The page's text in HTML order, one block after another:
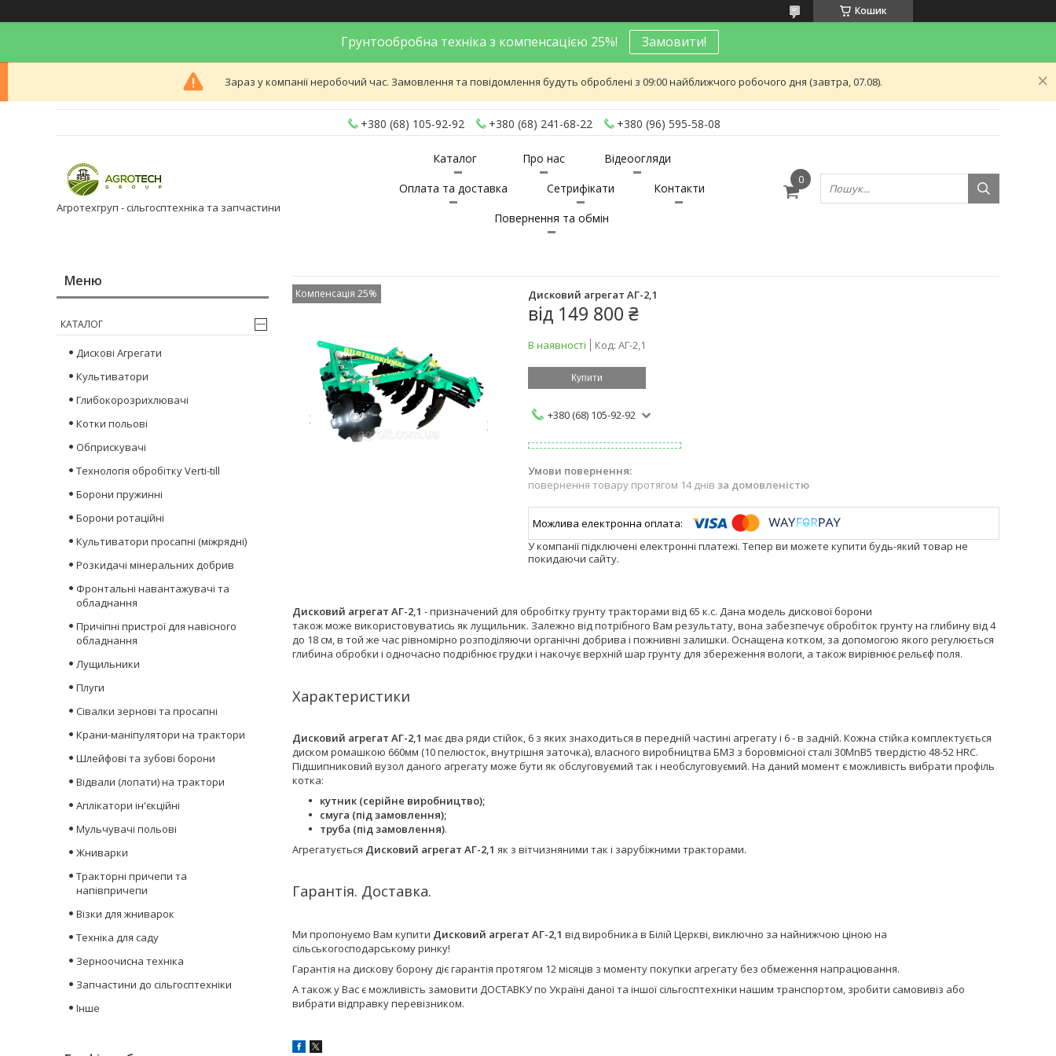
Кошик
Грунтообробна техніка з компенсацією 25%! Замовити!
Зараз у компанії неробочий час. Замовлення та повідомлення будуть оброблені з 09:00 найближчого робочого дня (завтра, 07.08).
+380 (68) 105-92-92 +380 (68) 241-68-22 +380 (96) 595-58-08
Агротехгруп - сільгосптехніка та запчастини
Каталог Про нас
Відеоогляди
Оплата та доставка
Сетрифікати
Контакти
Повернення та обмін
Компенсація 25% Дисковий агрегат АГ-2,1
від 149 800 ₴
В наявності Код: АГ-2,1
Купити
+380 (68) 105-92-92
повернення товару протягом 14 днів за домовленістю
У компанії підключені електронні платежі. Тепер ви можете купити будь-який товар не
покидаючи сайту.
Дисковий агрегат АГ-2,1 - призначений для обробітку грунту тракторами від 65 к.с. Дана модель дискової борони
також може використовуватись як лущильник. Залежно від потрібного Вам результату, вона забезпечує обробіток грунту на глибину від 4
до 18 см, в той же час рівномірно розподіляючи органічні добрива і пожнивні залишки. Оснащена котком, за допомогою якого регулюється
глибина обробки і одночасно подрібнює грудки і накочує верхній шар грунту для збереження вологи, а також вирівнює рельєф поля.
Характеристики
Дисковий агрегат АГ-2,1 має два ряди стійок, 6 з яких знаходиться в передній частині агрегату і 6 - в задній. Кожна стійка комплектується
диском ромашкою 660мм (10 пелюсток, внутрішня заточка), власного виробництва БМЗ з боровмісної сталі 30MnB5 твердістю 48-52 HRC.
Підшипниковий вузол даного агрегату може бути як обслуговуємий так і необслуговуємий. На даний момент є можливість вибрати профіль
котка:
кутник (серійне виробництво);
смуга (під замовлення);
труба (під замовлення).
Агрегатується Дисковий агрегат АГ-2,1 як з вітчизняними так і зарубіжними тракторами.
Гарантія. Доставка.
Ми пропонуємо Вам купити Дисковий агрегат АГ-2,1 від виробника в Білій Церкві, виключно за найнижчою ціною на
сільськогосподарському ринку!
Гарантія на дискову борону діє гарантія протягом 12 місяців з моменту покупки агрегату без обмеження напрацювання.
А також у Вас є можливість замовити ДОСТАВКУ по Україні даної та іншої сільгосптехніки нашим транспортом, зробити самовивіз або
вибрати відправку перевізником.
КАТАЛОГ
Дискові Агрегати
Культиватори
Глибокорозрихлювачі
Котки польові
Обприскувачі
Технологія обробітку Verti-till
Борони пружинні
Борони ротаційні
Культиватори просапні (міжрядні)
Розкидачі мінеральних добрив
Фронтальні навантажувачі та
обладнання
Причіпні пристрої для навісного
обладнання
Лущильники
Плуги
Сівалки зернові та просапні
Крани-маніпулятори на трактори
Шлейфові та зубові борони
Відвали (лопати) на трактори
Аплікатори ін'єкційні
Мульчувачі польові
Жниварки
Тракторні причепи та
напівпричепи
Візки для жниварок
Техніка для саду
Зерноочисна техніка
Запчастини до сільгосптехніки
Інше